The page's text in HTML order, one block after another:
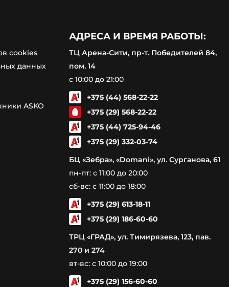
cookies
данных
ASKO
АДРЕСА И ВРЕМЯ РАБОТЫ:
ТЦ Арена-Сити, пр-т. Победителей 84,
пом. 14
с 10:00 до 21:00
+375 (44) 568-22-22
+375 (29) 568-22-22
+375 (44) 725-94-46
+375 (29) 332-03-74
БЦ «Зебра», «Domani», ул. Сурганова, 61
пн-пт: с 11:00 до 20:00
сб-вс: с 11:00 до 18:00
+375 (29) 613-18-11
+375 (29) 186-60-60
ТРЦ «ГРАД», ул. Тимирязева, 123, пав.
270 и 274
вт-вс: с 10:00 до 19:00
+375 (29) 156-60-60